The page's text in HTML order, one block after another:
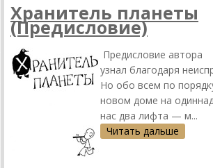
Хранитель планеты
(Предисловие)
Предисловие
узнал благодаря
Но обо всем по
новом доме на
нас два лифта — м...
Читать дальше